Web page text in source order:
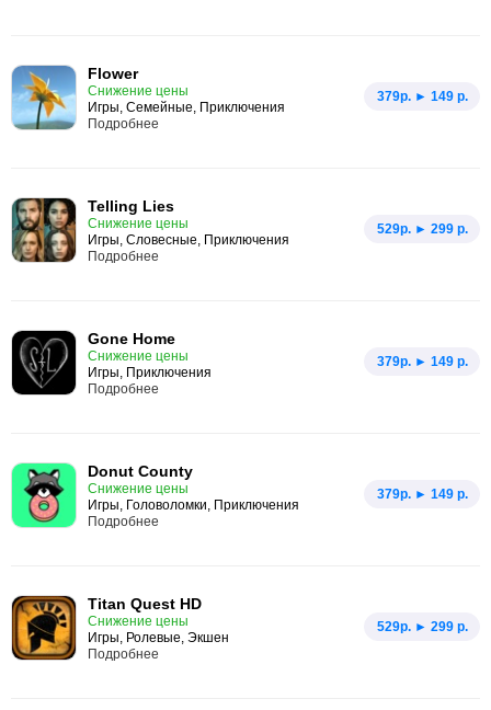
Flower
Снижение цены
Игры, Семейные, Приключения
379p. ► 149 р.
Подробнее
Telling Lies
Снижение цены
Игры, Словесные, Приключения
529p. ► 299 р.
Подробнее
Gone Home
Снижение цены
Игры, Приключения
379p. ► 149 р.
Подробнее
Donut County
Снижение цены
Игры, Головоломки, Приключения
379p. ► 149 р.
Подробнее
Titan Quest HD
Снижение цены
Игры, Ролевые, Экшен
529p. ► 299 р.
Подробнее